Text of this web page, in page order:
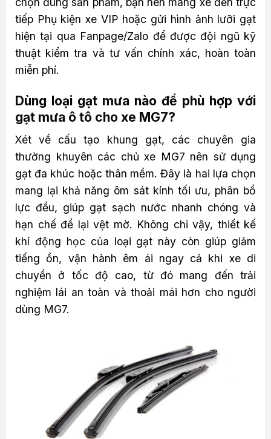
tiếp Phụ kiện xe VIP hoặc gửi hình ảnh lưỡi gạt
hiện tại qua Fanpage/Zalo để được đội ngũ kỹ
thuật kiểm tra và tư vấn chính xác, hoàn toàn
miễn phí.
Dùng loại gạt mưa nào để phù hợp với
gạt mưa ô tô cho xe MG7?
Xét về cấu tạo khung gạt, các chuyên gia
thường khuyên các chủ xe MG7 nên sử dụng
gạt đa khúc hoặc thân mềm. Đây là hai lựa chọn
mang lại khả năng ôm sát kính tối ưu, phân bổ
lực đều, giúp gạt sạch nước nhanh chóng và
hạn chế để lại vệt mờ. Không chỉ vậy, thiết kế
khí động học của loại gạt này còn giúp giảm
tiếng ồn, vận hành êm ái ngay cả khi xe di
chuyển ở tốc độ cao, từ đó mang đến trải
nghiệm lái an toàn và thoải mái hơn cho người
dùng MG7.